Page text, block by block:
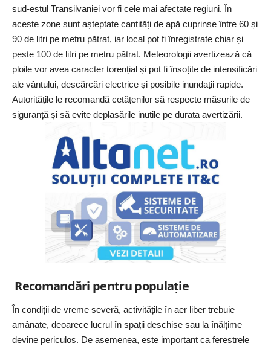
sud-estul Transilvaniei vor fi cele mai afectate regiuni. În
aceste zone sunt așteptate cantități de apă cuprinse între 60 și
90 de litri pe metru pătrat, iar local pot fi înregistrate chiar și
peste 100 de litri pe metru pătrat. Meteorologii avertizează că
ploile vor avea caracter torențial și pot fi însoțite de intensificări
ale vântului, descărcări electrice și posibile inundații rapide.
Autoritățile le recomandă cetățenilor să respecte măsurile de
siguranță și să evite deplasările inutile pe durata avertizării.
Recomandări pentru populație
În condiții de vreme severă, activitățile în aer liber trebuie
amânate, deoarece lucrul în spații deschise sau la înălțime
devine periculos. De asemenea, este important ca ferestrele